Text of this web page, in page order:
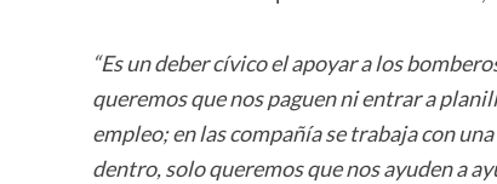
“Es un deber cívico el apoyar a los
queremos que nos paguen ni entrar a
empleo; en las compañía se trabaja con
dentro, solo queremos que nos ayuden a